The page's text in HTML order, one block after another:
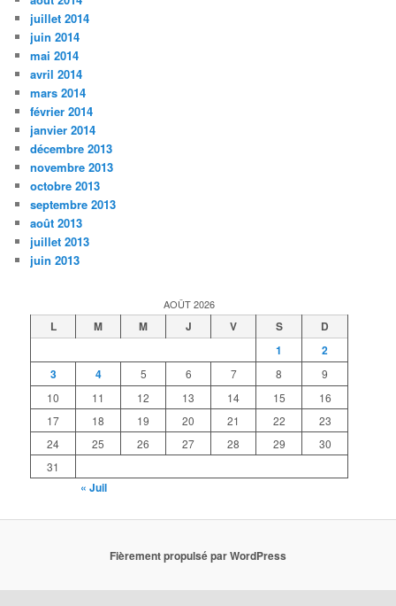
juillet 2014
juin 2014
mai 2014
avril 2014
mars 2014
février 2014
janvier 2014
décembre 2013
novembre 2013
octobre 2013
septembre 2013
août 2013
juillet 2013
juin 2013
AOÛT 2026
L M M J V S
D
1
2
3
4 5 6 7 8
9
10
11 12 13 14 15
16
17
18 19 20 21 22
23
24
25 26 27 28 29
30
31
« Juil
Fièrement propulsé par WordPress